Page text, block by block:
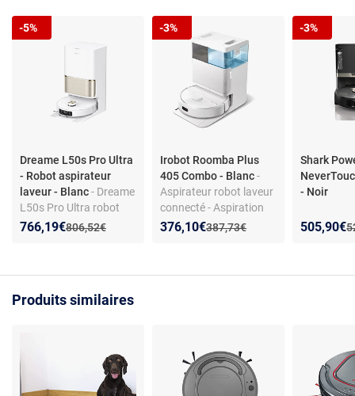
Dreame L50s Pro Ultra
- Robot aspirateur
laveur - Blanc- Dreame
L50s Pro Ultra robot
aspirateur laveur blanc
Ancien prix :
806,52€
Nouveau prix :
766,19€
Réduction de :
-5%
Irobot Roomba Plus
405 Combo - Blanc-
Aspirateur robot laveur
connecté - Aspiration
7000 Pa - HEPA 11 95%
Ancien prix :
387,73€
Nouveau prix :
376,10€
Réduction de :
-3%
Shark
- Noir
Nouveau
505,90€
-3%
Produits similaires